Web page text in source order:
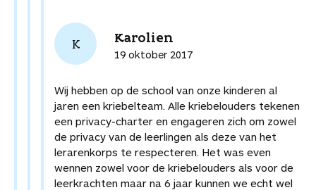
K Karolien
19 oktober 2017
Wij hebben op de school van onze kinderen al
jaren een kriebelteam. Alle kriebelouders tekenen
een privacy-charter en engageren zich om zowel
de privacy van de leerlingen als deze van het
lerarenkorps te respecteren. Het was even
wennen zowel voor de kriebelouders als voor de
leerkrachten maar na 6 jaar kunnen we echt wel